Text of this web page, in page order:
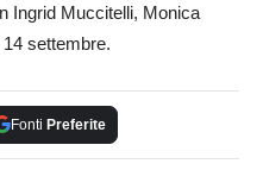
Ingrid Muccitelli, Monica
settembre.
Fonti Preferite